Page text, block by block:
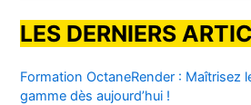
LES DERNIERS
Formation OctaneRender : Maîtrisez
gamme dès aujourd’hui !